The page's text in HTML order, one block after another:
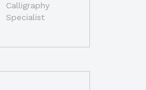
Calligraphy
Specialist